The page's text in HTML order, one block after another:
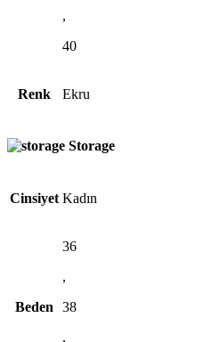
,
40
Renk Ekru
Storage
Cinsiyet Kadın
Beden
36
,
38
,